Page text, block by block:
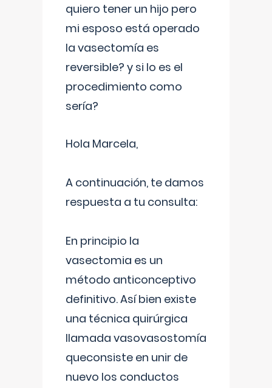
quiero tener un hijo pero
mi esposo está operado
la vasectomía es
reversible? y si lo es el
procedimiento como
sería?
Hola Marcela,
A continuación, te damos
respuesta a tu consulta:
En principio la
vasectomia es un
método anticonceptivo
definitivo. Así bien existe
una técnica quirúrgica
llamada vasovasostomía
queconsiste en unir de
nuevo los conductos